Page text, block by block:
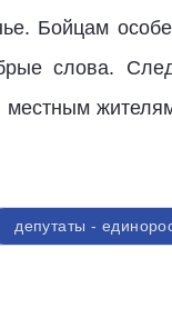
Бойцам
слова.
местным
депутаты -